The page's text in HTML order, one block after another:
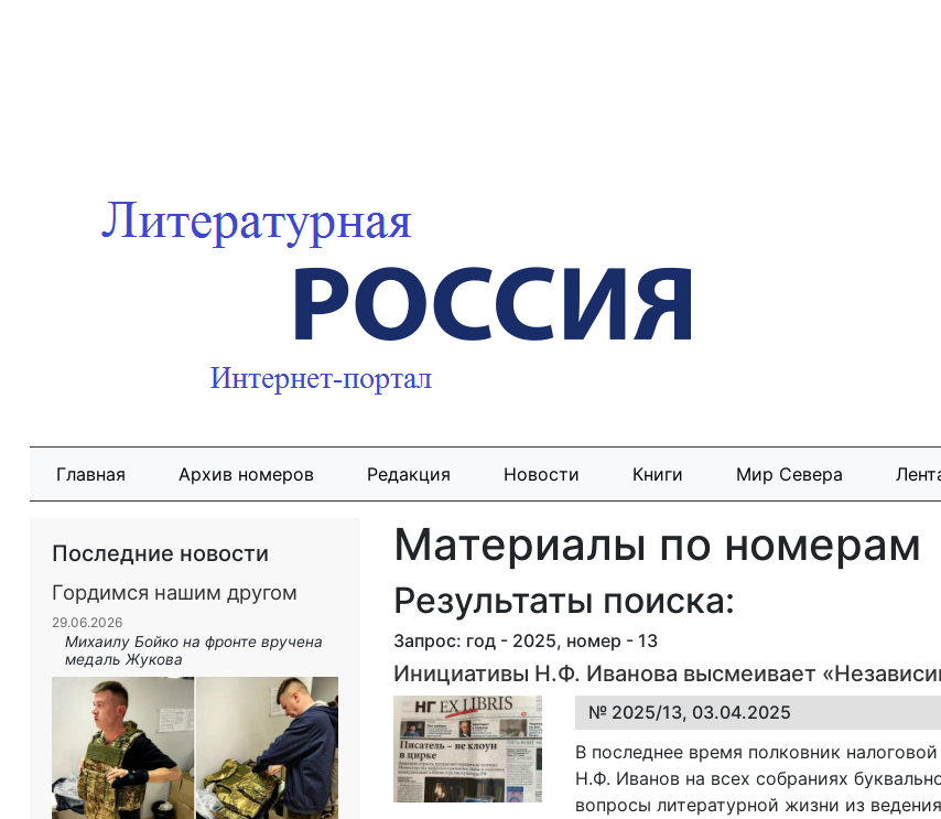
Главная Архив номеров Редакция Новости Книги Мир Севера
Последние новости
Гордимся нашим другом
29.06.2026
Михаилу Бойко на фронте вручена
медаль Жукова
Материалы по номерам
Результаты поиска:
Запрос: год - 2025, номер - 13
Инициативы Н.Ф. Иванова высмеивает
№ 2025/13, 03.04.2025
В последнее время полковник
Н.Ф. Иванов на всех собраниях
вопросы литературной жизни из